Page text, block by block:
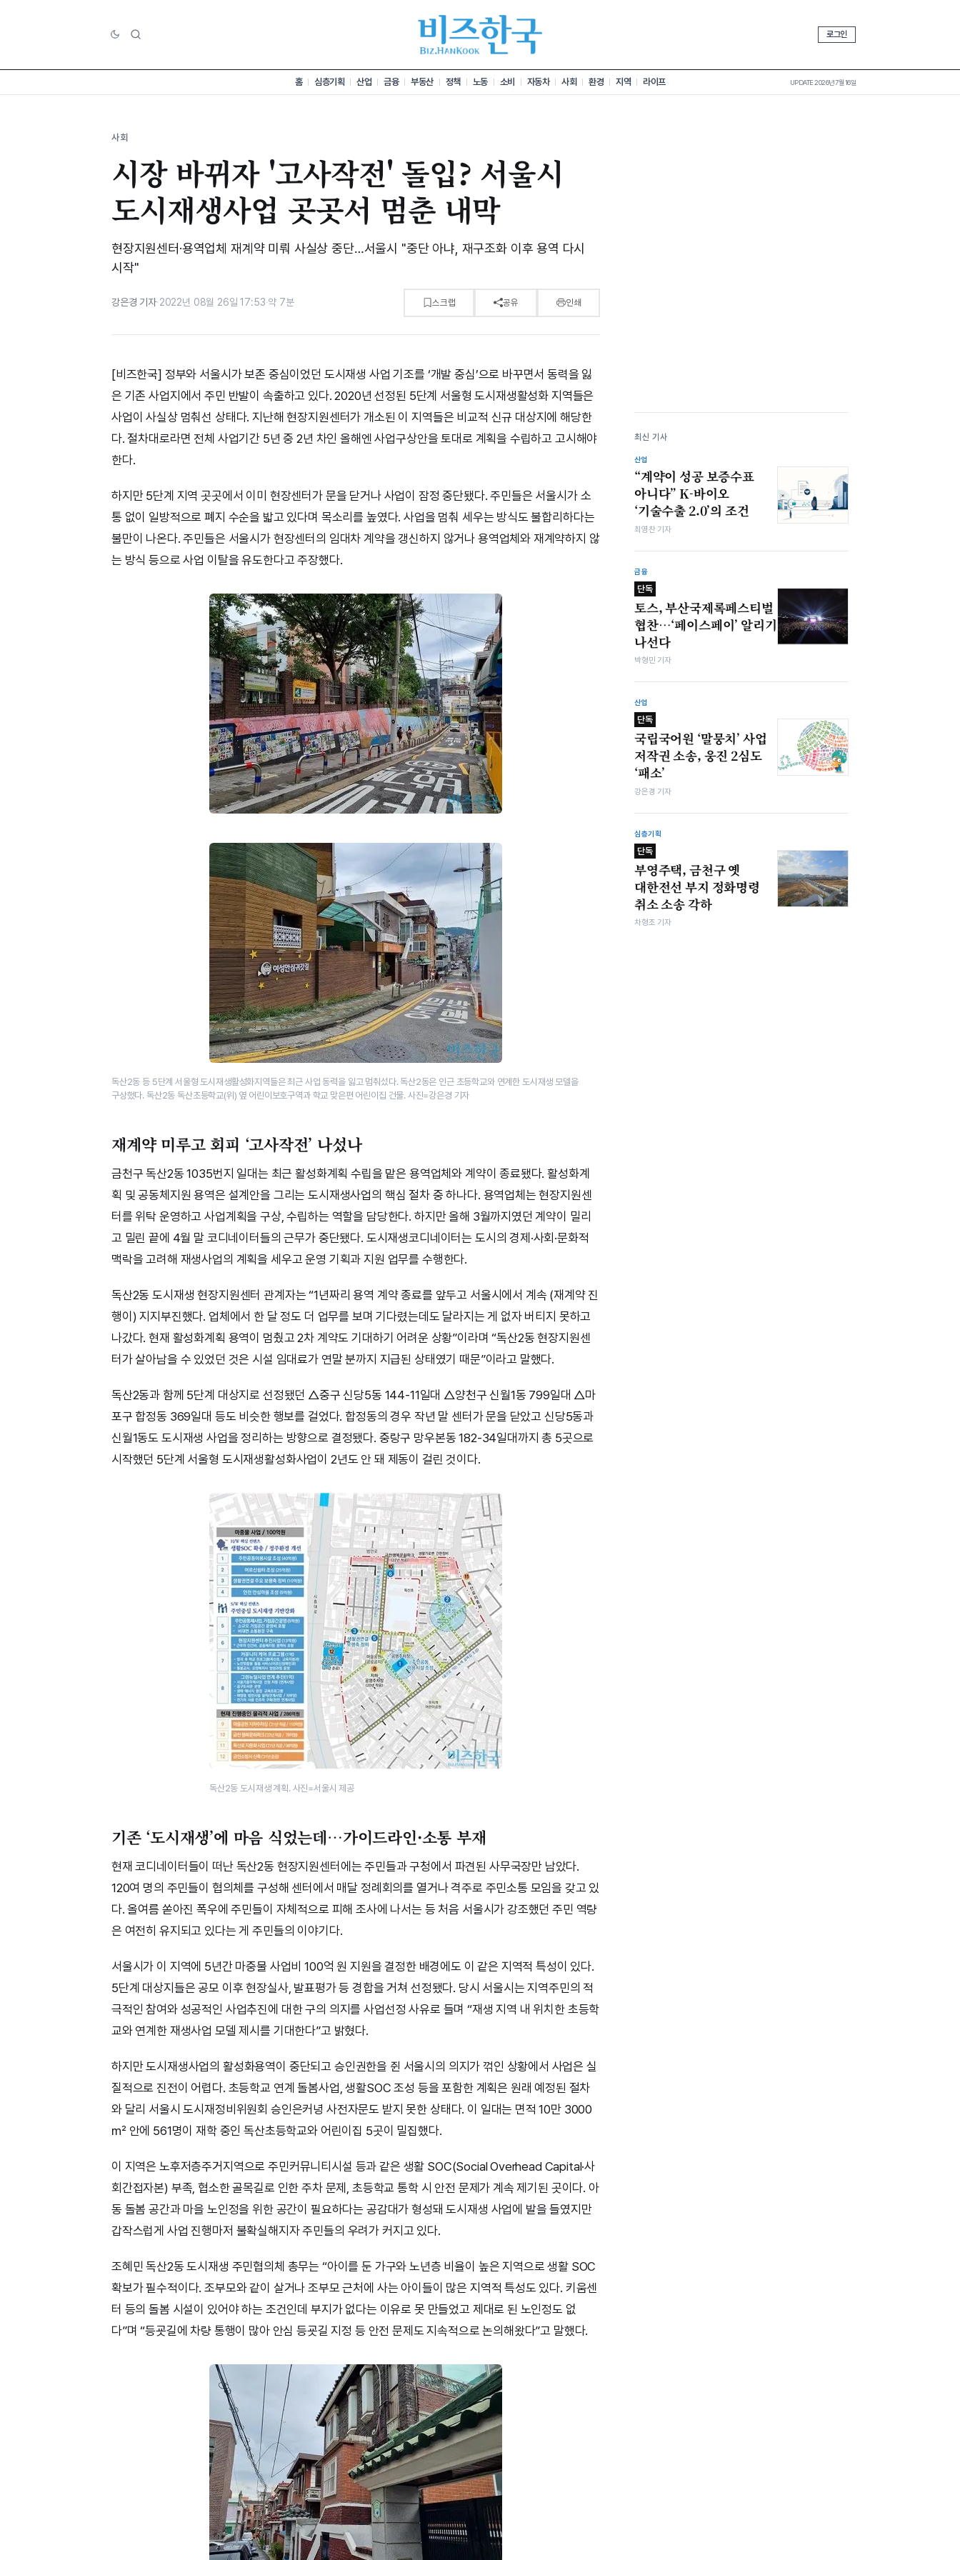
로그인
홈 심층기획 산업 금융 부동산 정책 노동 소비 자동차 사회 환경 지역 라이프 UPDATE 2026년 7월 16일
사회
시장 바뀌자 '고사작전' 돌입? 서울시
도시재생사업 곳곳서 멈춘 내막
현장지원센터·용역업체 재계약 미뤄 사실상 중단…서울시 "중단 아냐, 재구조화 이후 용역 다시
시작"
강은경 기자·2022년 08월 26일 17:53·약 7분 스크랩 공유 인쇄
[비즈한국] 정부와 서울시가 보존 중심이었던 도시재생 사업 기조를 ‘개발 중심’으로 바꾸면서 동력을 잃
은 기존 사업지에서 주민 반발이 속출하고 있다. 2020년 선정된 5단계 서울형 도시재생활성화 지역들은
사업이 사실상 멈춰선 상태다. 지난해 현장지원센터가 개소된 이 지역들은 비교적 신규 대상지에 해당한
다. 절차대로라면 전체 사업기간 5년 중 2년 차인 올해엔 사업구상안을 토대로 계획을 수립하고 고시해야
한다.
하지만 5단계 지역 곳곳에서 이미 현장센터가 문을 닫거나 사업이 잠정 중단됐다. 주민들은 서울시가 소
통 없이 일방적으로 폐지 수순을 밟고 있다며 목소리를 높였다. 사업을 멈춰 세우는 방식도 불합리하다는
불만이 나온다. 주민들은 서울시가 현장센터의 임대차 계약을 갱신하지 않거나 용역업체와 재계약하지 않
는 방식 등으로 사업 이탈을 유도한다고 주장했다.
독산2동 등 5단계 서울형 도시재생활성화지역들은 최근 사업 동력을 잃고 멈춰섰다. 독산2동은 인근 초등학교와 연계한 도시재생 모델을
구상했다. 독산2동 독산초등학교(위) 옆 어린이보호구역과 학교 맞은편 어린이집 건물. 사진=강은경 기자
재계약 미루고 회피 ‘고사작전’ 나섰나
금천구 독산2동 1035번지 일대는 최근 활성화계획 수립을 맡은 용역업체와 계약이 종료됐다. 활성화계
획 및 공동체지원 용역은 설계안을 그리는 도시재생사업의 핵심 절차 중 하나다. 용역업체는 현장지원센
터를 위탁 운영하고 사업계획을 구상, 수립하는 역할을 담당한다. 하지만 올해 3월까지였던 계약이 밀리
고 밀린 끝에 4월 말 코디네이터들의 근무가 중단됐다. 도시재생코디네이터는 도시의 경제·사회·문화적
맥락을 고려해 재생사업의 계획을 세우고 운영 기획과 지원 업무를 수행한다.
독산2동 도시재생 현장지원센터 관계자는 “1년짜리 용역 계약 종료를 앞두고 서울시에서 계속 (재계약 진
행이) 지지부진했다. 업체에서 한 달 정도 더 업무를 보며 기다렸는데도 달라지는 게 없자 버티지 못하고
나갔다. 현재 활성화계획 용역이 멈췄고 2차 계약도 기대하기 어려운 상황”이라며 “독산2동 현장지원센
터가 살아남을 수 있었던 것은 시설 임대료가 연말 분까지 지급된 상태였기 때문”이라고 말했다.
독산2동과 함께 5단계 대상지로 선정됐던 △중구 신당5동 144-11일대 △양천구 신월1동 799일대 △마
포구 합정동 369일대 등도 비슷한 행보를 걸었다. 합정동의 경우 작년 말 센터가 문을 닫았고 신당5동과
신월1동도 도시재생 사업을 정리하는 방향으로 결정됐다. 중랑구 망우본동 182-34일대까지 총 5곳으로
시작했던 5단계 서울형 도시재생활성화사업이 2년도 안 돼 제동이 걸린 것이다.
독산2동 도시재생 계획. 사진=서울시 제공
기존 ‘도시재생’에 마음 식었는데…가이드라인·소통 부재
현재 코디네이터들이 떠난 독산2동 현장지원센터에는 주민들과 구청에서 파견된 사무국장만 남았다.
120여 명의 주민들이 협의체를 구성해 센터에서 매달 정례회의를 열거나 격주로 주민소통 모임을 갖고 있
다. 올여름 쏟아진 폭우에 주민들이 자체적으로 피해 조사에 나서는 등 처음 서울시가 강조했던 주민 역량
은 여전히 유지되고 있다는 게 주민들의 이야기다.
서울시가 이 지역에 5년간 마중물 사업비 100억 원 지원을 결정한 배경에도 이 같은 지역적 특성이 있다.
5단계 대상지들은 공모 이후 현장실사, 발표평가 등 경합을 거쳐 선정됐다. 당시 서울시는 지역주민의 적
극적인 참여와 성공적인 사업추진에 대한 구의 의지를 사업선정 사유로 들며 “재생 지역 내 위치한 초등학
교와 연계한 재생사업 모델 제시를 기대한다”고 밝혔다.
하지만 도시재생사업의 활성화용역이 중단되고 승인권한을 쥔 서울시의 의지가 꺾인 상황에서 사업은 실
질적으로 진전이 어렵다. 초등학교 연계 돌봄사업, 생활SOC 조성 등을 포함한 계획은 원래 예정된 절차
와 달리 서울시 도시재정비위원회 승인은커녕 사전자문도 받지 못한 상태다. 이 일대는 면적 10만 3000
㎡ 안에 561명이 재학 중인 독산초등학교와 어린이집 5곳이 밀집했다.
이 지역은 노후저층주거지역으로 주민커뮤니티시설 등과 같은 생활 SOC(Social Overhead Capital·사
회간접자본) 부족, 협소한 골목길로 인한 주차 문제, 초등학교 통학 시 안전 문제가 계속 제기된 곳이다. 아
동 돌봄 공간과 마을 노인정을 위한 공간이 필요하다는 공감대가 형성돼 도시재생 사업에 발을 들였지만
갑작스럽게 사업 진행마저 불확실해지자 주민들의 우려가 커지고 있다.
조혜민 독산2동 도시재생 주민협의체 총무는 “아이를 둔 가구와 노년층 비율이 높은 지역으로 생활 SOC
확보가 필수적이다. 조부모와 같이 살거나 조부모 근처에 사는 아이들이 많은 지역적 특성도 있다. 키움센
터 등의 돌봄 시설이 있어야 하는 조건인데 부지가 없다는 이유로 못 만들었고 제대로 된 노인정도 없
다”며 “등굣길에 차량 통행이 많아 안심 등굣길 지정 등 안전 문제도 지속적으로 논의해왔다”고 말했다.
최신 기사
산업
“계약이 성공 보증수표
아니다” K-바이오
‘기술수출 2.0’의 조건
최영찬 기자
금융
단독
토스, 부산국제록페스티벌
협찬…‘페이스페이’ 알리기
나선다
박형민 기자
산업
단독
국립국어원 ‘말뭉치’ 사업
저작권 소송, 웅진 2심도
‘패소’
강은경 기자
심층기획
단독
부영주택, 금천구 옛
대한전선 부지 정화명령
취소 소송 각하
차형조 기자